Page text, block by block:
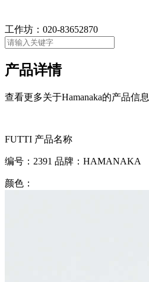
工作坊： 020-83652870
产品详情
查看更多关于Hamanaka的产品信息
FUTTI 产品名称
编号： 2391 品牌： HAMANAKA
颜色：